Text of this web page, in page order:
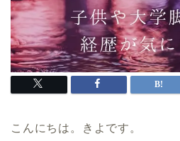
こんにちは。きよです。